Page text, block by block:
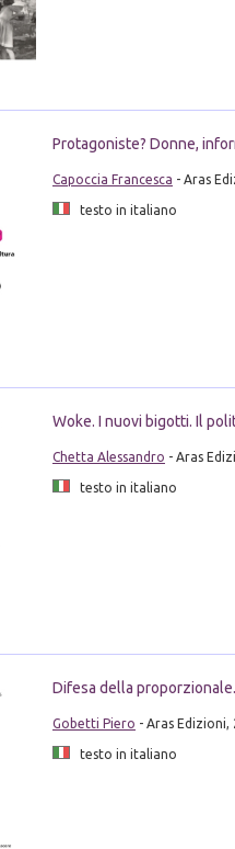
Protagoniste? Donne,
Capoccia Francesca - Aras
testo in italiano
Woke. I nuovi bigotti. Il
Chetta Alessandro - Aras
testo in italiano
Difesa della
Gobetti Piero - Aras Edizioni,
testo in italiano